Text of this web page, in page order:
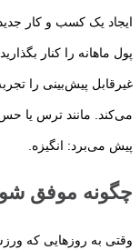
ایجاد یک کسب­ و کار
پول ماهانه را کنار
غیرقابل پیش‌­بینی را
می‌­کند. مانند ترس یا حس
پیش می‌برد: انگیزه.
چگونه موفق
وقتی به روزهایی که